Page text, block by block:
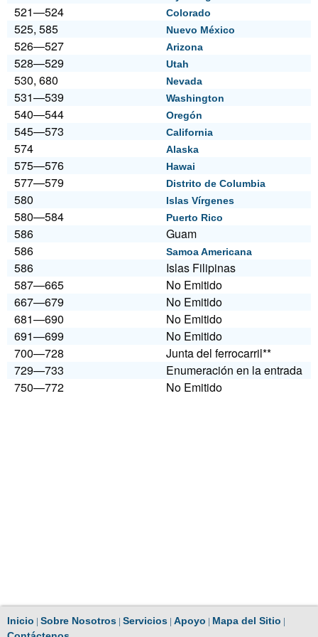
521—524 Colorado
525, 585 Nuevo México
526—527 Arizona
528—529 Utah
530, 680 Nevada
531—539 Washington
540—544 Oregón
545—573 California
574 Alaska
575—576 Hawai
577—579 Distrito de Columbia
580 Islas Vírgenes
580—584 Puerto Rico
586
Guam
586
Samoa Americana
586
Islas Filipinas
587—665
No Emitido
667—679
No Emitido
681—690
No Emitido
691—699
No Emitido
700—728
Junta del ferrocarril**
729—733
Enumeración en la entrada
750—772
No Emitido
Inicio | Sobre Nosotros | Servicios | Apoyo | Mapa del Sitio |